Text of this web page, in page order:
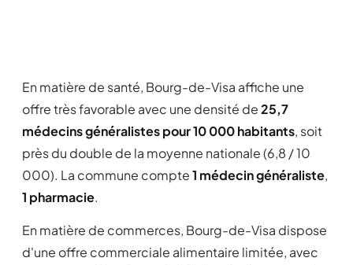
En matière de santé, Bourg-de-Visa affiche une
offre très favorable avec une densité de25,7
médecins généralistes pour 10 000 habitants, soit
près du double de la moyenne nationale (6,8 / 10
000). La commune compte1 médecin généraliste,
1 pharmacie.
En matière de commerces, Bourg-de-Visa dispose
d'une offre commerciale alimentaire limitée, avec